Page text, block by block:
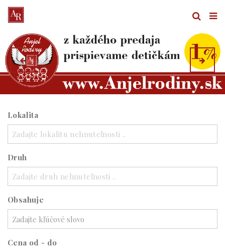
Lokalita
Zadajte lokalitu nehnuteľnosti ..
Druh
Zadajte druh nehnuteľnosti ..
Obsahuje
Cena od - do